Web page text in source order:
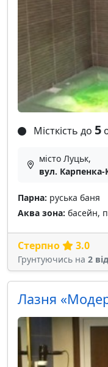
Місткість до 5
місто Луцьк,
вул. Карпенка-
Парна: руська баня
Аква зона: басейн,
Стерпно 3.0
Грунтуючись на 2
Лазня